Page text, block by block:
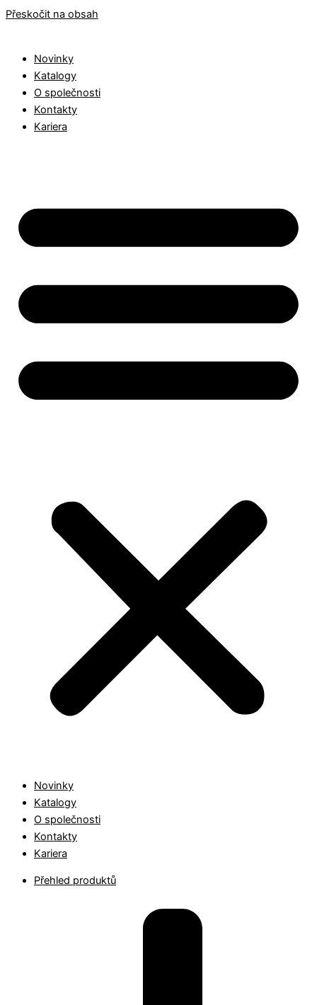
Přeskočit na obsah
Novinky
Katalogy
O společnosti
Kontakty
Kariera
Novinky
Katalogy
O společnosti
Kontakty
Kariera
Přehled produktů